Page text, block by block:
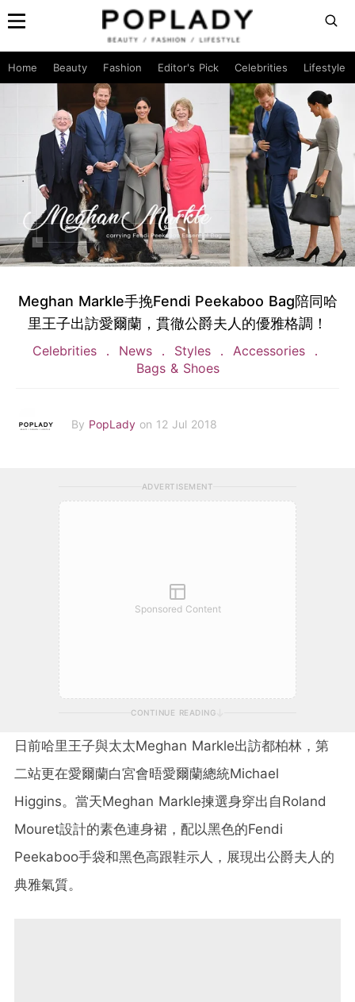
Home Beauty Fashion Editor's Pick Celebrities Lifestyle
Meghan Markle手挽Fendi Peekaboo Bag陪同哈
里王子出訪愛爾蘭，貫徹公爵夫人的優雅格調！
Celebrities News Styles
Accessories
Bags & Shoes
By PopLady on 12 Jul 2018
ADVERTISEMENT
Sponsored Content
CONTINUE READING
日前哈里王子與太太Meghan Markle出訪都柏林，第
二站更在愛爾蘭白宮會晤愛爾蘭總統Michael
Higgins。當天Meghan Markle揀選身穿出自Roland
Mouret設計的素色連身裙，配以黑色的Fendi
Peekaboo手袋和黑色高跟鞋示人，展現出公爵夫人的
典雅氣質。